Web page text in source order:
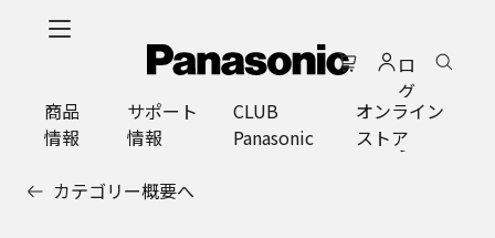
ロ
グ
イ
ン
商品
情報
サポート
情報
CLUB
Panasonic
オンライン
ストア
カテゴリー概要へ